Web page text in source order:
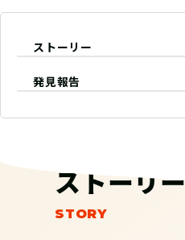
ストーリー
発見報告
ストーリー